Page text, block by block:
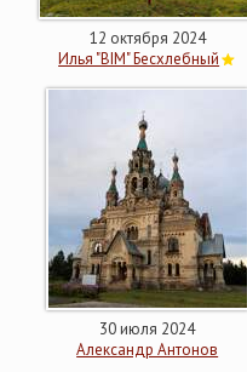
12 октября 2024
Илья "BIM" Бесхлебный
30 июля 2024
Александр Антонов